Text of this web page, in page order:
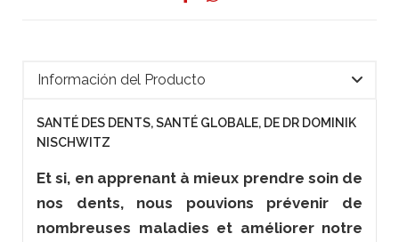
Información del Producto
SANTÉ DES DENTS, SANTÉ GLOBALE, DE DR DOMINIK
NISCHWITZ
Et si, en apprenant à mieux prendre soin de
nos dents, nous pouvions prévenir de
nombreuses maladies et améliorer notre